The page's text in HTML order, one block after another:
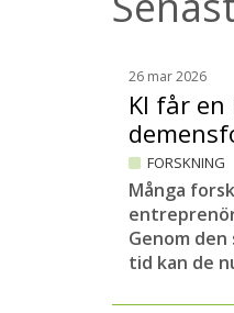
26 mar 2026
KI får
FORSKNING
Många
Genom
tid kan de